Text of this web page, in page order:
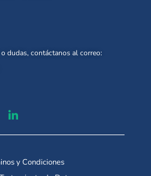
dudas, contáctanos al correo:
y Condiciones